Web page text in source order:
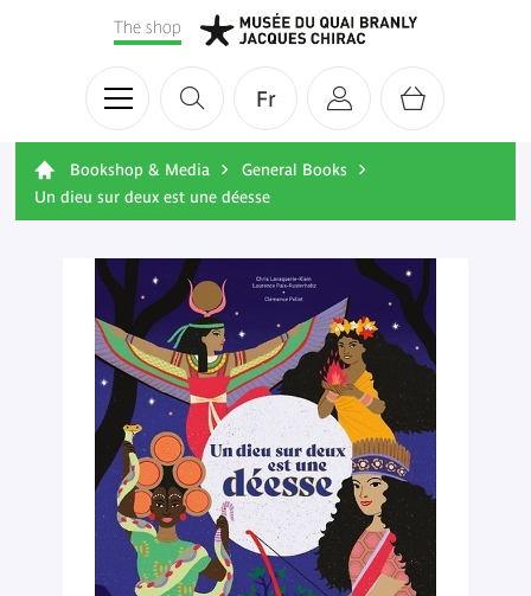
Fr
The shop
Bookshop & Media
General Books
Un dieu sur deux est une déesse